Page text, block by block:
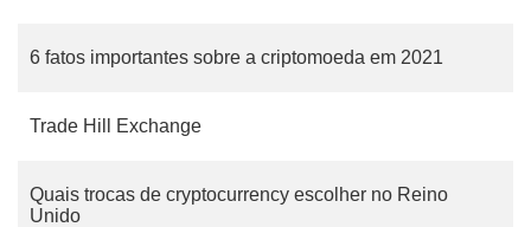
6 fatos importantes sobre a criptomoeda em 2021
Trade Hill Exchange
Quais trocas de cryptocurrency escolher no Reino
Unido